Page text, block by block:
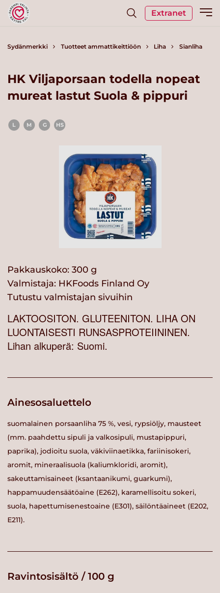
Extranet
Sydänmerkki Tuotteet ammattikeittiöön Liha Sianliha
HK Viljaporsaan todella nopeat
mureat lastut Suola & pippuri
L M G HS
Pakkauskoko: 300 g
Valmistaja: HKFoods Finland Oy
Tutustu valmistajan sivuihin
LAKTOOSITON. GLUTEENITON. LIHA ON
LUONTAISESTI RUNSASPROTEIININEN.
Lihan alkuperä: Suomi.
Ainesosaluettelo
suomalainen porsaanliha 75 %, vesi, rypsiöljy, mausteet
(mm. paahdettu sipuli ja valkosipuli, mustapippuri,
paprika), jodioitu suola, väkiviinaetikka, fariinisokeri,
aromit, mineraalisuola (kaliumkloridi, aromit),
sakeuttamisaineet (ksantaanikumi, guarkumi),
happamuudensäätöaine (E262), karamellisoitu sokeri,
suola, hapettumisenestoaine (E301), säilöntäaineet (E202,
E211).
Ravintosisältö / 100 g